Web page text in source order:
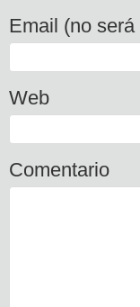
Email (no
Web
Comentario